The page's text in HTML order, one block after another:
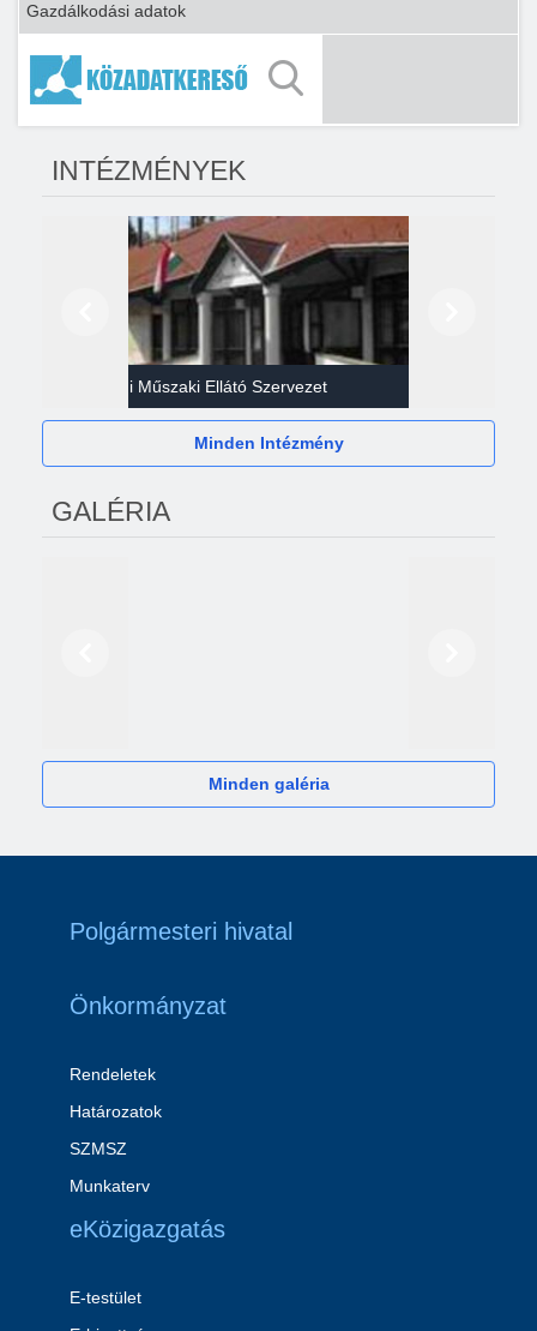
Gazdálkodási adatok
INTÉZMÉNYEK
Gazdasági Műszaki Ellátó Szervezet
Minden Intézmény
GALÉRIA
Minden galéria
Polgármesteri hivatal
Önkormányzat
Rendeletek
Határozatok
SZMSZ
Munkaterv
eKözigazgatás
E-testület